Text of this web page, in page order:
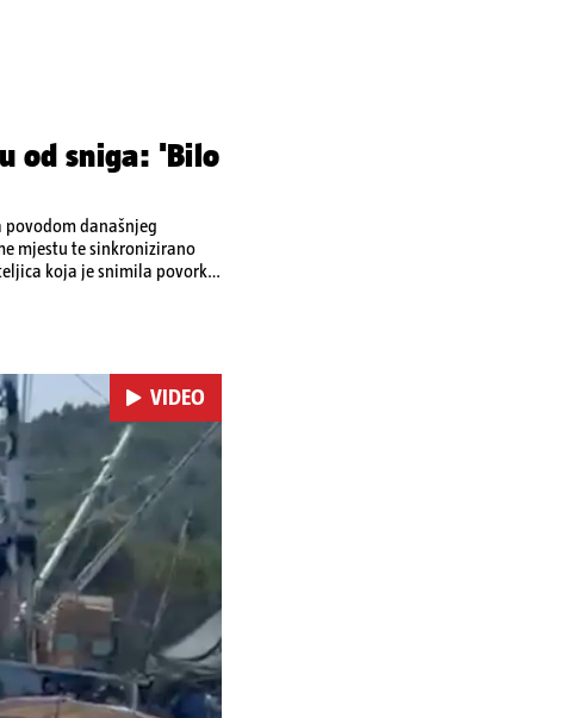
od sniga: 'Bilo
povodom današnjeg
mjestu te sinkronizirano
koja je snimila povorku.
Riječ je o
održat će se i
VIDEO